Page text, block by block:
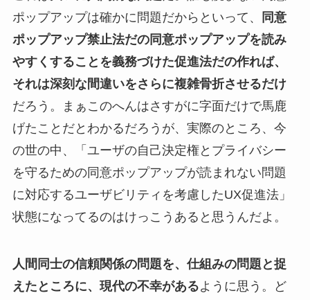
ポップアップは確かに問題だからといって、
同意
ポップアップ禁止法だの同意ポップアップを読み
やすくすることを義務づけた促進法だの作れば、
それは深刻な間違いをさらに複雑骨折させるだけ
だろう。まぁこのへんはさすがに字面だけで馬鹿
げたことだとわかるだろうが、実際のところ、今
の世の中、「ユーザの自己決定権とプライバシー
を守るための同意ポップアップが読まれない問題
に対応するユーザビリティを考慮したUX促進法」
状態になってるのはけっこうあると思うんだよ。
人間同士の信頼関係の問題を、仕組みの問題と捉
えたところに、現代の不幸があるように思う。ど